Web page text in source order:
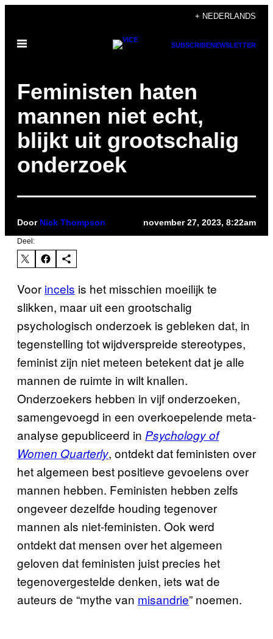
de
+ NEDERLANDS
Open
SUBSCRIBENEWSLETTER
Feministen haten
mannen niet echt,
blijkt uit grootschalig
onderzoek
Door Nick Thompson november 27, 2023, 8:22am
Deel:
Voor incels is het misschien moeilijk te
slikken, maar uit een grootschalig
psychologisch onderzoek is gebleken dat, in
tegenstelling tot wijdverspreide stereotypes,
feminist zijn niet meteen betekent dat je alle
mannen de ruimte in wilt knallen.
Onderzoekers hebben in vijf onderzoeken,
samengevoegd in een overkoepelende meta-
analyse gepubliceerd in Psychology of
Women Quarterly, ontdekt dat feministen over
het algemeen best positieve gevoelens over
mannen hebben. Feministen hebben zelfs
ongeveer dezelfde houding tegenover
mannen als niet-feministen. Ook werd
ontdekt dat mensen over het algemeen
geloven dat feministen juist precies het
tegenovergestelde denken, iets wat de
auteurs de “mythe van misandrie” noemen.